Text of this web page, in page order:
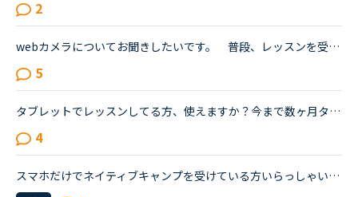
2
webカメラについてお聞きしたいです。 普段、レッスンを受けるのにスマホの時もあればデスクトップPCの時もあります。webカメラは家電量販店で買った5000円位のものです。（メーカー等すみません今不明なのです...
5
タブレットでレッスンしてる方、使えますか？今まで数ヶ月タブレットを使用してましたが急にマイクとカメラが使えず、全くレッスンできません。問い合わせしてみましたが、最近フィリピンのサーバーの不具合と回...
4
スマホだけでネイティブキャンプを受けている方いらっしゃいますか？学習のためにはPCの方が良いのでしょうか？ノートパソコンは持っているのですが、Wi-Fiの接続が悪いのか、すごく遅くてパソコンで受けるのは無...